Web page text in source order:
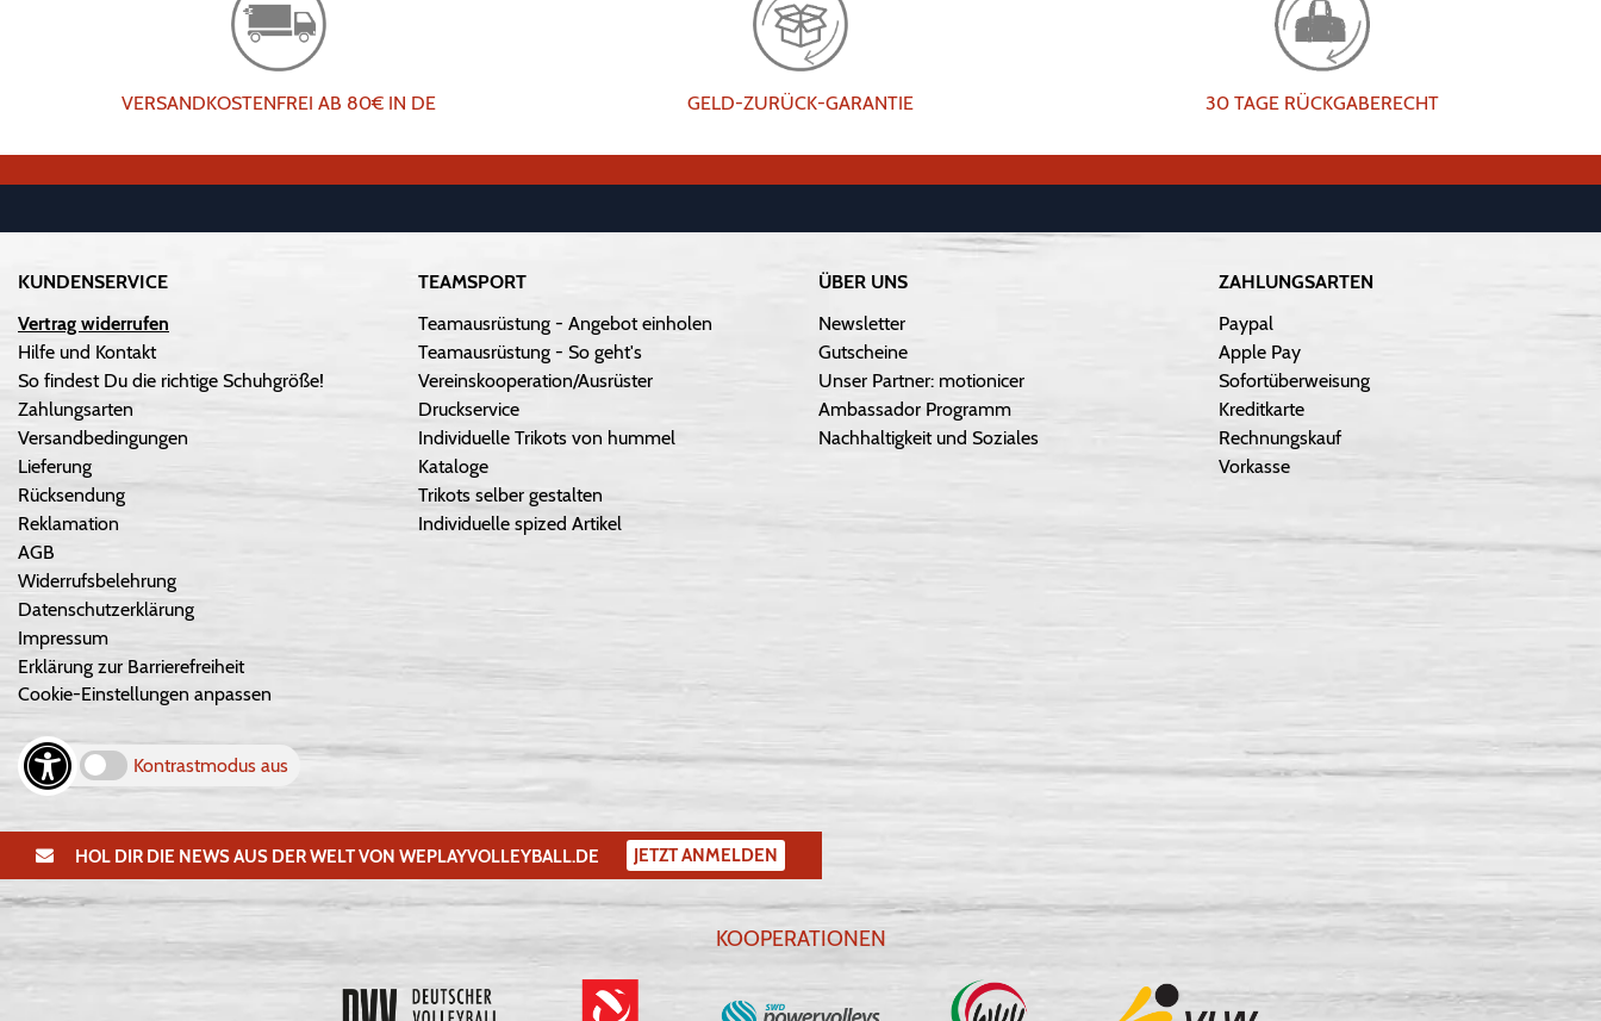
VERSANDKOSTENFREI AB 80€ IN DE GELD-ZURÜCK-GARANTIE 30 TAGE RÜCKGABERECHT
KUNDENSERVICE
Vertrag widerrufen
Hilfe und Kontakt
So findest Du die richtige Schuhgröße!
Zahlungsarten
Versandbedingungen
Lieferung
Rücksendung
Reklamation
AGB
Widerrufsbelehrung
Datenschutzerklärung
Impressum
Erklärung zur Barrierefreiheit
Cookie-Einstellungen anpassen
Kontrastmodus aus
TEAMSPORT
Teamausrüstung - Angebot einholen
Teamausrüstung - So geht's
Vereinskooperation/Ausrüster
Druckservice
Individuelle Trikots von hummel
Kataloge
Trikots selber gestalten
Individuelle spized Artikel
ÜBER UNS
Newsletter
Gutscheine
Unser Partner: motionicer
Ambassador Programm
Nachhaltigkeit und Soziales
ZAHLUNGSARTEN
Paypal
Apple Pay
Sofortüberweisung
Kreditkarte
Rechnungskauf
Vorkasse
HOL DIR DIE NEWS AUS DER WELT VON WEPLAYVOLLEYBALL.DE JETZT ANMELDEN
KOOPERATIONEN